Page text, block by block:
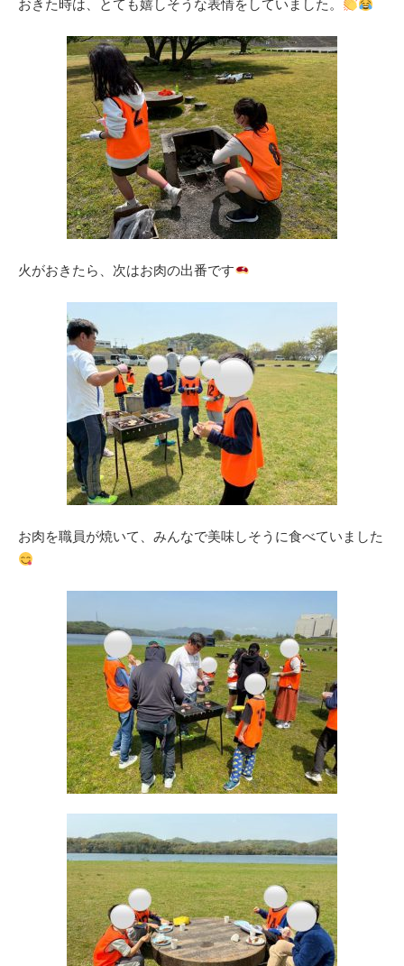
おきた時は、とても嬉しそうな表情をしていました。
火がおきたら、次はお肉の出番です
お肉を職員が焼いて、みんなで美味しそうに食べていました